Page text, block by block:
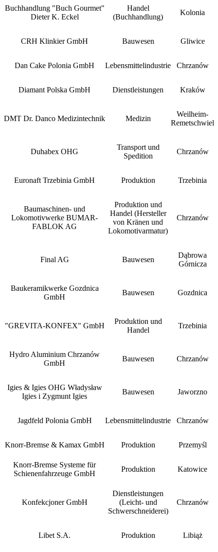
Buchhandlung "Buch Gourmet"
Dieter K. Eckel
Handel
(Buchhandlung)
Kolonia
CRH Klinkier GmbH Bauwesen Gliwice
Dan Cake Polonia GmbH Lebensmittelindustrie Chrzanów
Diamant Polska GmbH Dienstleistungen Kraków
DMT Dr. Danco Medizintechnik Medizin
Weilheim-
Remetschwiel
Duhabex OHG
Transport und
Spedition
Chrzanów
Euronaft Trzebinia GmbH Produktion Trzebinia
Baumaschinen- und
Lokomotivwerke BUMAR-
FABLOK AG
Produktion und
Handel (Hersteller
von Kränen und
Lokomotivarmatur)
Chrzanów
Final AG Bauwesen
Dąbrowa
Górnicza
Baukeramikwerke Gozdnica
GmbH
Bauwesen Gozdnica
"GREVITA-KONFEX" GmbH
Produktion und
Handel
Trzebinia
Hydro Aluminium Chrzanów
GmbH
Bauwesen Chrzanów
Igies & Igies OHG Władysław
Igies i Zygmunt Igies
Bauwesen Jaworzno
Jagdfeld Polonia GmbH Lebensmittelindustrie Chrzanów
Knorr-Bremse & Kamax GmbH Produktion Przemyśl
Knorr-Bremse Systeme für
Schienenfahrzeuge GmbH
Produktion Katowice
Konfekcjoner GmbH
Dienstleistungen
(Leicht- und
Schwerschneiderei)
Chrzanów
Libet S.A. Produktion Libiąż